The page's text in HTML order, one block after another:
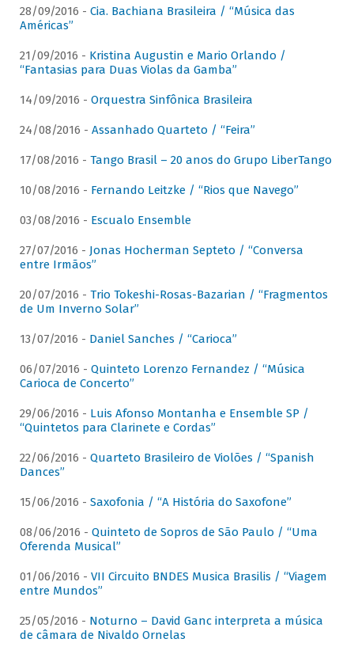
28/09/2016 - Cia. Bachiana Brasileira / “Música das
Américas”
21/09/2016 - Kristina Augustin e Mario Orlando /
“Fantasias para Duas Violas da Gamba”
14/09/2016 - Orquestra Sinfônica Brasileira
24/08/2016 - Assanhado Quarteto / “Feira”
17/08/2016 - Tango Brasil – 20 anos do Grupo LiberTango
10/08/2016 - Fernando Leitzke / “Rios que Navego”
03/08/2016 - Escualo Ensemble
27/07/2016 - Jonas Hocherman Septeto / “Conversa
entre Irmãos”
20/07/2016 - Trio Tokeshi-Rosas-Bazarian / “Fragmentos
de Um Inverno Solar”
13/07/2016 - Daniel Sanches / “Carioca”
06/07/2016 - Quinteto Lorenzo Fernandez / “Música
Carioca de Concerto”
29/06/2016 - Luis Afonso Montanha e Ensemble SP /
“Quintetos para Clarinete e Cordas”
22/06/2016 - Quarteto Brasileiro de Violões / “Spanish
Dances”
15/06/2016 - Saxofonia / “A História do Saxofone”
08/06/2016 - Quinteto de Sopros de São Paulo / “Uma
Oferenda Musical”
01/06/2016 - VII Circuito BNDES Musica Brasilis / “Viagem
entre Mundos”
25/05/2016 - Noturno – David Ganc interpreta a música
de câmara de Nivaldo Ornelas